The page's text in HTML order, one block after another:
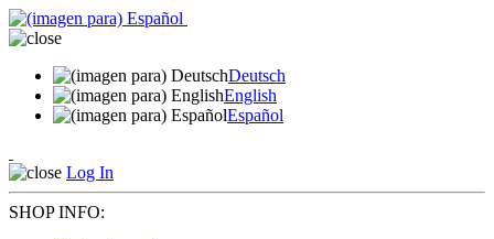
Deutsch
English
Español
Log In
SHOP INFO: